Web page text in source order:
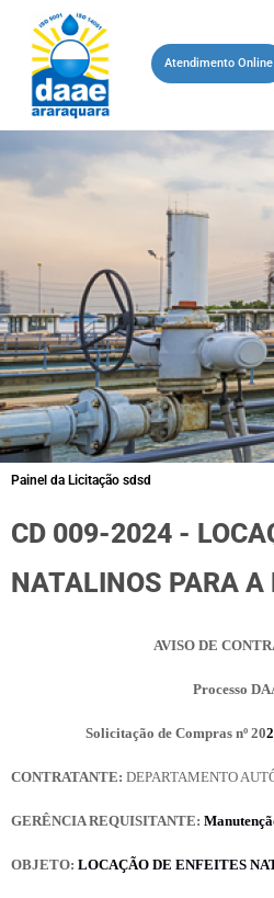
Atendimento Online
Painel da Licitação sdsd
CD 009-2024 -
NATALINOS PARA A
AVISO DE
Processo
Solicitação de Compras nº 20
CONTRATANTE: DEPARTAMENTO
GERÊNCIA REQUISITANTE:
OBJETO: LOCAÇÃO DE ENFEITES